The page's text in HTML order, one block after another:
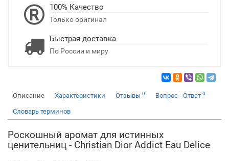
100% Качество
Только оригинал
Быстрая доставка
По России и миру
Описание Характеристики Отзывы 0 Вопрос - Ответ 0
Словарь терминов
Роскошный аромат для истинных
ценительниц - Christian Dior Addict Eau Delice